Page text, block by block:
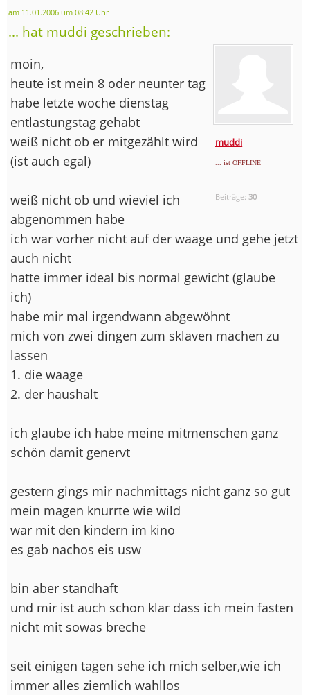
am 11.01.2006 um 08:42 Uhr
... hat muddi geschrieben:
muddi
... ist OFFLINE
Beiträge:30
moin,
heute ist mein 8 oder neunter tag
habe letzte woche dienstag
entlastungstag gehabt
weiß nicht ob er mitgezählt wird
(ist auch egal)
weiß nicht ob und wieviel ich
abgenommen habe
ich war vorher nicht auf der waage und gehe jetzt
auch nicht
hatte immer ideal bis normal gewicht (glaube
ich)
habe mir mal irgendwann abgewöhnt
mich von zwei dingen zum sklaven machen zu
lassen
1. die waage
2. der haushalt
ich glaube ich habe meine mitmenschen ganz
schön damit genervt
gestern gings mir nachmittags nicht ganz so gut
mein magen knurrte wie wild
war mit den kindern im kino
es gab nachos eis usw
bin aber standhaft
und mir ist auch schon klar dass ich mein fasten
nicht mit sowas breche
seit einigen tagen sehe ich mich selber,wie ich
immer alles ziemlich wahllos